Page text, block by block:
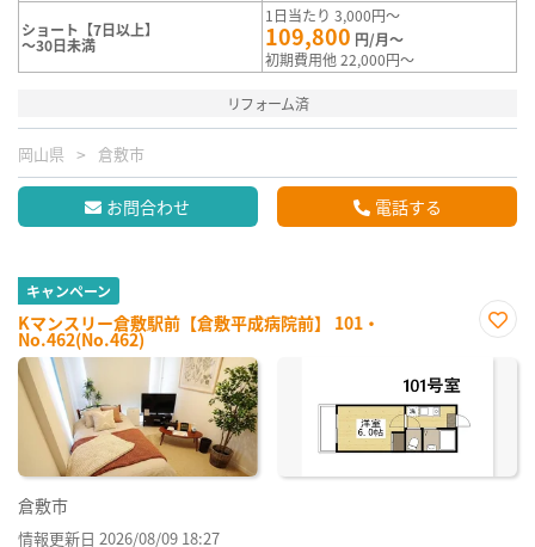
ショート【7日以上】
～30日未満
1日当たり 3,000円～
109,800 円/月～
初期費用他 22,000円～
リフォーム済
岡山県 倉敷市
お問合わせ 電話する
キャンペーン
Kマンスリー倉敷駅前【倉敷平成病院前】 101・
No.462(No.462)
に入
倉敷市
情報更新日 2026/08/09 18:27